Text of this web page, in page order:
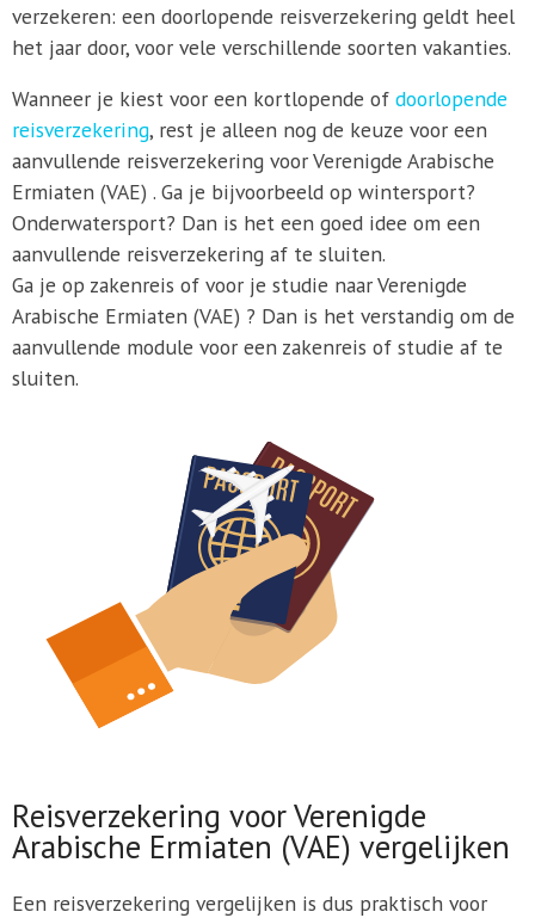
verzekeren: een doorlopende reisverzekering geldt heel
het jaar door, voor vele verschillende soorten vakanties.
Wanneer je kiest voor een kortlopende of doorlopende
reisverzekering, rest je alleen nog de keuze voor een
aanvullende reisverzekering voor Verenigde Arabische
Ermiaten (VAE) . Ga je bijvoorbeeld op wintersport?
Onderwatersport? Dan is het een goed idee om een
aanvullende reisverzekering af te sluiten.
Ga je op zakenreis of voor je studie naar Verenigde
Arabische Ermiaten (VAE) ? Dan is het verstandig om de
aanvullende module voor een zakenreis of studie af te
sluiten.
Reisverzekering voor Verenigde
Arabische Ermiaten (VAE) vergelijken
Een reisverzekering vergelijken is dus praktisch voor